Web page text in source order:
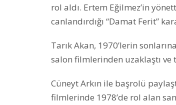
rol aldı. Ertem Eğilmez’in
canlandırdığı “Damat Ferit”
Tarık Akan, 1970’lerin
salon filmlerinden uzaklaştı
Cüneyt Arkın ile başrolü
filmlerinde 1978’de rol alan